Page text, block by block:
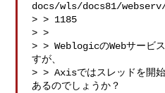
docs/wls/docs81/
> > 1185
> >
> > WeblogicのWebサービ
すが、
> > Axisではスレッドを開
あるのでしょうか？